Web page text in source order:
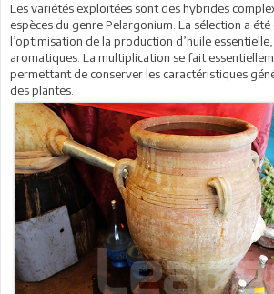
Les variétés exploitées sont des hybrides
espèces du genre Pelargonium. La sélection a
l’optimisation de la production d’huile
aromatiques. La multiplication se fait
permettant de conserver les caractéristiques
des plantes.